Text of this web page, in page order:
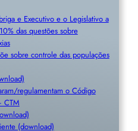
e Executivo e o Legislativo a
das questões sobre
sobre controle das populações
regulamentam o Código
CTM
(download)